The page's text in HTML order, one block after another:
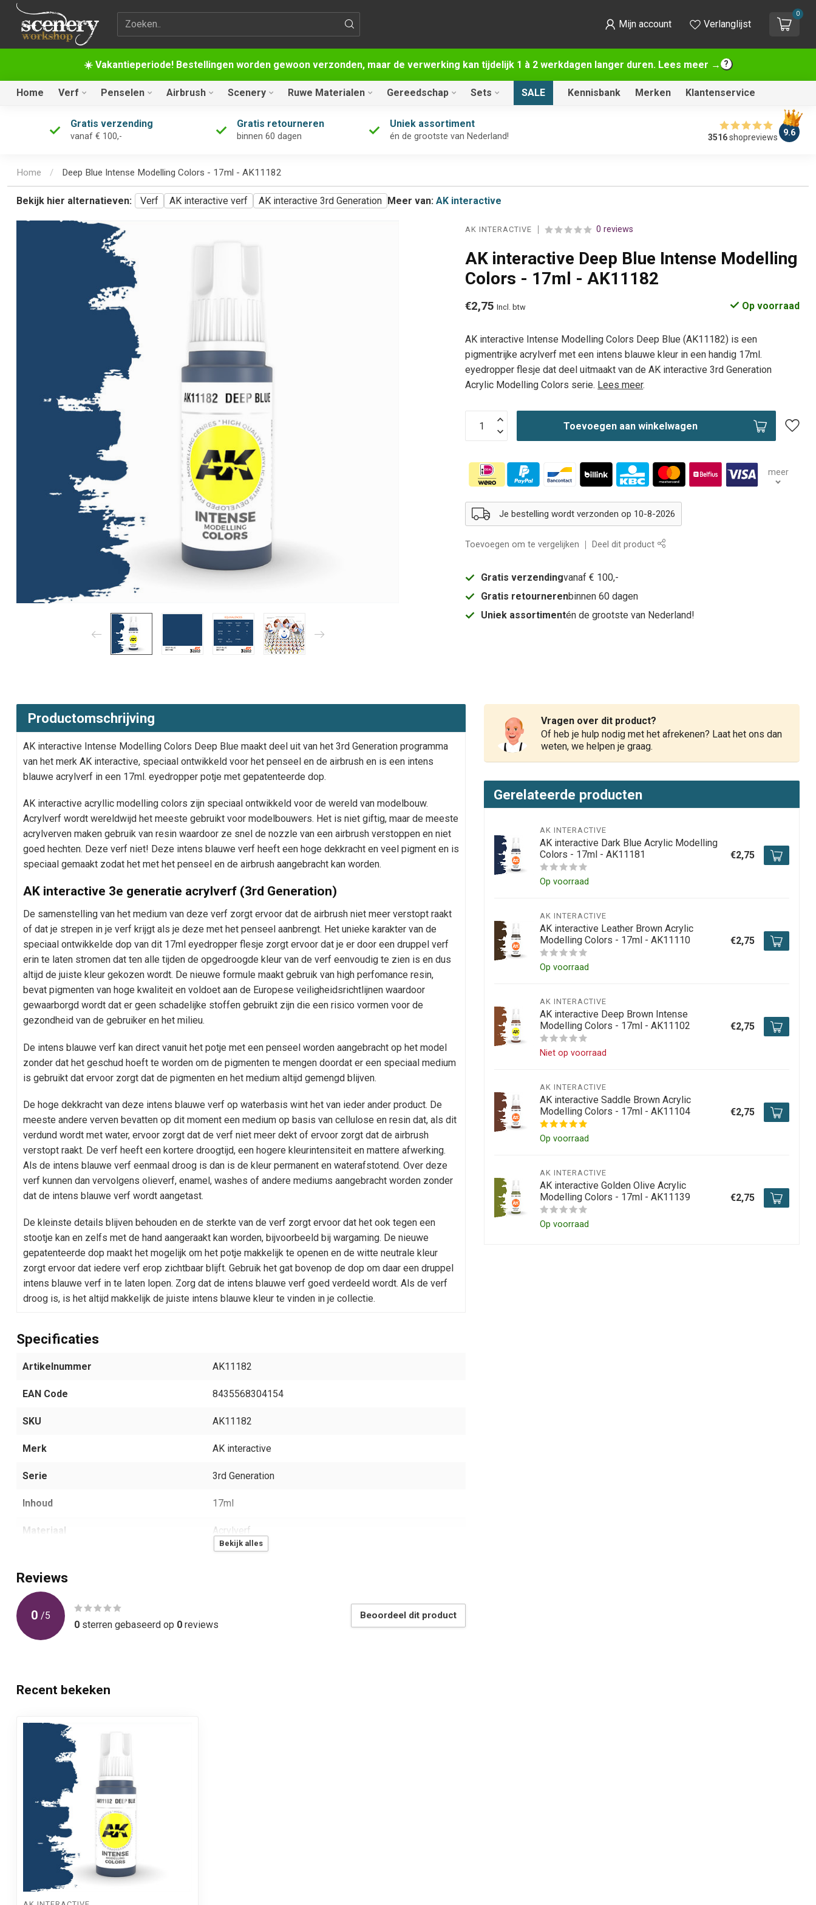
☀️ Vakantieperiode! Bestellingen worden gewoon verzonden, maar de verwerking kan tijdelijk 1 à 2 werkdagen langer duren. Lees meer →
Zoekterm Mijn account Verlanglijst
0
Home Verf Penselen Airbrush Scenery Ruwe Materialen Gereedschap Sets SALE Kennisbank Merken Klantenservice
Gratis verzending
vanaf € 100,-
Gratis retourneren
binnen 60 dagen
Uniek assortiment
én de grootste van Nederland! 3516shopreviews 9.6
Home / Deep Blue Intense Modelling Colors - 17ml - AK11182
Bekijk hier alternatieven: Verf AK interactive verf AK interactive 3rd Generation Meer van: AK interactive
AK INTERACTIVE 0 reviews
AK interactive Deep Blue Intense Modelling
Colors - 17ml - AK11182
€2,75 Incl. btw Op voorraad
AK interactive Intense Modelling Colors Deep Blue (AK11182) is een
pigmentrijke acrylverf met een intens blauwe kleur in een handig 17ml.
eyedropper flesje dat deel uitmaakt van de AK interactive 3rd Generation
Acrylic Modelling Colors serie. Lees meer.
Toevoegen aan winkelwagen
meer
Je bestelling wordt verzonden op 10-8-2026
Toevoegen om te vergelijken Deel dit product
Gratis verzendingvanaf € 100,-
Gratis retournerenbinnen 60 dagen
Uniek assortimentén de grootste van Nederland!
Productomschrijving
AK interactive Intense Modelling Colors Deep Blue maakt deel uit van het 3rd Generation programma
van het merk AK interactive, speciaal ontwikkeld voor het penseel en de airbrush en is een intens
blauwe acrylverf in een 17ml. eyedropper potje met gepatenteerde dop.
AK interactive acryllic modelling colors zijn speciaal ontwikkeld voor de wereld van modelbouw.
Acrylverf wordt wereldwijd het meeste gebruikt voor modelbouwers. Het is niet giftig, maar de meeste
acrylverven maken gebruik van resin waardoor ze snel de nozzle van een airbrush verstoppen en niet
goed hechten. Deze verf niet! Deze intens blauwe verf heeft een hoge dekkracht en veel pigment en is
speciaal gemaakt zodat het met het penseel en de airbrush aangebracht kan worden.
AK interactive 3e generatie acrylverf (3rd Generation)
De samenstelling van het medium van deze verf zorgt ervoor dat de airbrush niet meer verstopt raakt
of dat je strepen in je verf krijgt als je deze met het penseel aanbrengt. Het unieke karakter van de
speciaal ontwikkelde dop van dit 17ml eyedropper flesje zorgt ervoor dat je er door een druppel verf
erin te laten stromen dat ten alle tijden de opgedroogde kleur van de verf eenvoudig te zien is en dus
altijd de juiste kleur gekozen wordt. De nieuwe formule maakt gebruik van high perfomance resin,
bevat pigmenten van hoge kwaliteit en voldoet aan de Europese veiligheidsrichtlijnen waardoor
gewaarborgd wordt dat er geen schadelijke stoffen gebruikt zijn die een risico vormen voor de
gezondheid van de gebruiker en het milieu.
De intens blauwe verf kan direct vanuit het potje met een penseel worden aangebracht op het model
zonder dat het geschud hoeft te worden om de pigmenten te mengen doordat er een speciaal medium
is gebruikt dat ervoor zorgt dat de pigmenten en het medium altijd gemengd blijven.
De hoge dekkracht van deze intens blauwe verf op waterbasis wint het van ieder ander product. De
meeste andere verven bevatten op dit moment een medium op basis van cellulose en resin dat, als dit
verdund wordt met water, ervoor zorgt dat de verf niet meer dekt of ervoor zorgt dat de airbrush
verstopt raakt. De verf heeft een kortere droogtijd, een hogere kleurintensiteit en mattere afwerking.
Als de intens blauwe verf eenmaal droog is dan is de kleur permanent en waterafstotend. Over deze
verf kunnen dan vervolgens olieverf, enamel, washes of andere mediums aangebracht worden zonder
dat de intens blauwe verf wordt aangetast.
De kleinste details blijven behouden en de sterkte van de verf zorgt ervoor dat het ook tegen een
stootje kan en zelfs met de hand aangeraakt kan worden, bijvoorbeeld bij wargaming. De nieuwe
gepatenteerde dop maakt het mogelijk om het potje makkelijk te openen en de witte neutrale kleur
zorgt ervoor dat iedere verf erop zichtbaar blijft. Gebruik het gat bovenop de dop om daar een druppel
intens blauwe verf in te laten lopen. Zorg dat de intens blauwe verf goed verdeeld wordt. Als de verf
droog is, is het altijd makkelijk de juiste intens blauwe kleur te vinden in je collectie.
Specificaties
Artikelnummer AK11182
EAN Code 8435568304154
SKU AK11182
Merk AK interactive
Serie 3rd Generation
Inhoud 17ml
Materiaal Acrylverf
Bekijk alles
Reviews
0 /5
0 sterren gebaseerd op 0 reviews
Beoordeel dit product
Vragen over dit product?
Of heb je hulp nodig met het afrekenen? Laat het ons dan
weten, we helpen je graag.
Gerelateerde producten
AK INTERACTIVE
AK interactive Dark Blue Acrylic Modelling
Colors - 17ml - AK11181
Op voorraad
€2,75
AK INTERACTIVE
AK interactive Leather Brown Acrylic
Modelling Colors - 17ml - AK11110
Op voorraad
€2,75
AK INTERACTIVE
AK interactive Deep Brown Intense
Modelling Colors - 17ml - AK11102
Niet op voorraad
€2,75
AK INTERACTIVE
AK interactive Saddle Brown Acrylic
Modelling Colors - 17ml - AK11104
Op voorraad
€2,75
AK INTERACTIVE
AK interactive Golden Olive Acrylic
Modelling Colors - 17ml - AK11139
Op voorraad
€2,75
Recent bekeken